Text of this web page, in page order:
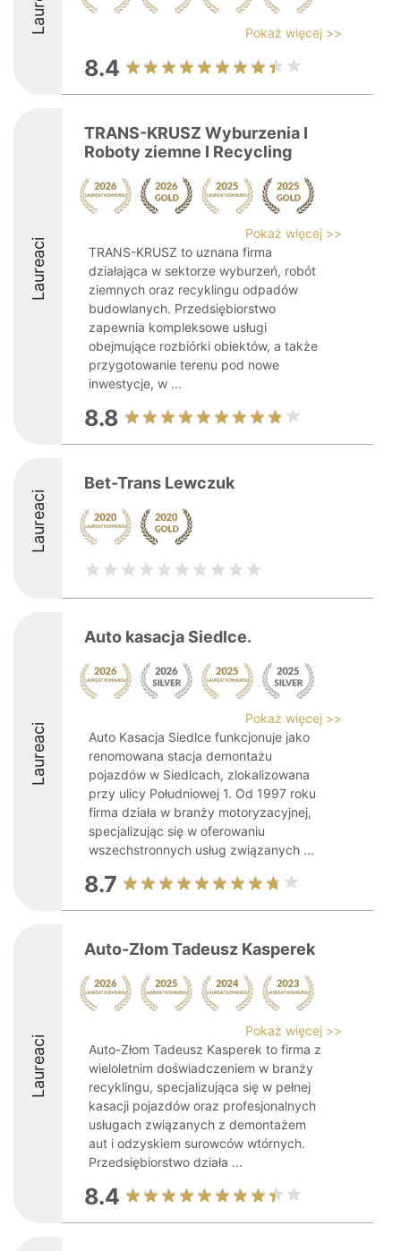
Pokaż więcej >>
8.4
Laureaci
TRANS-KRUSZ Wyburzenia I
Roboty ziemne I Recycling
Pokaż więcej >>
TRANS-KRUSZ to uznana firma
działająca w sektorze wyburzeń, robót
ziemnych oraz recyklingu odpadów
budowlanych. Przedsiębiorstwo
zapewnia kompleksowe usługi
obejmujące rozbiórki obiektów, a także
przygotowanie terenu pod nowe
inwestycje, w ...
8.8
Laureaci
Bet-Trans Lewczuk
Laureaci
Auto kasacja Siedlce.
Pokaż więcej >>
Auto Kasacja Siedlce funkcjonuje jako
renomowana stacja demontażu
pojazdów w Siedlcach, zlokalizowana
przy ulicy Południowej 1. Od 1997 roku
firma działa w branży motoryzacyjnej,
specjalizując się w oferowaniu
wszechstronnych usług związanych ...
8.7
Laureaci
Auto-Złom Tadeusz Kasperek
Pokaż więcej >>
Auto-Złom Tadeusz Kasperek to firma z
wieloletnim doświadczeniem w branży
recyklingu, specjalizująca się w pełnej
kasacji pojazdów oraz profesjonalnych
usługach związanych z demontażem
aut i odzyskiem surowców wtórnych.
Przedsiębiorstwo działa ...
8.4